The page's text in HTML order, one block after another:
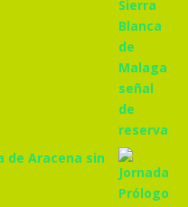
de Aracena sin